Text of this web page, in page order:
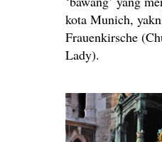
kota Munich,
Frauenkirsche
Lady).